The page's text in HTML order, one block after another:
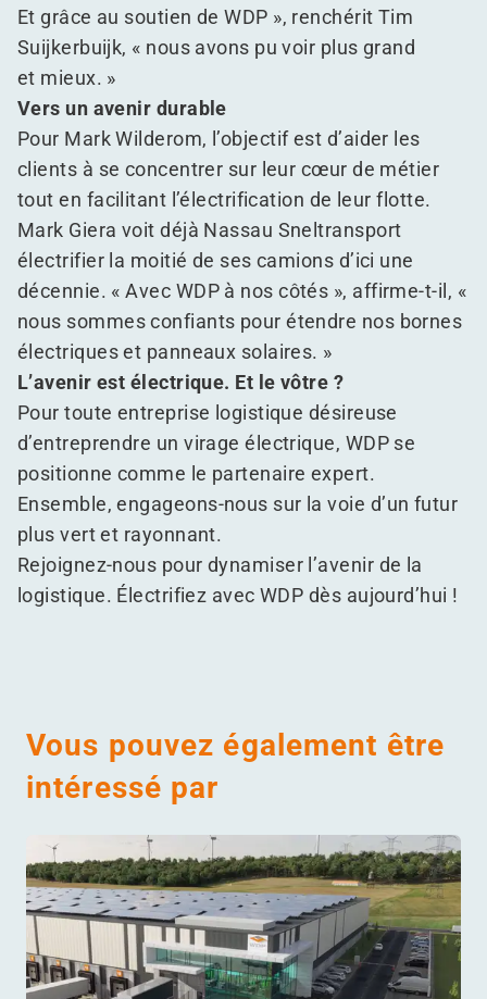
Et grâce au soutien de WDP », renchérit Tim
Suijkerbuijk, « nous avons pu voir plus grand
et mieux. »
Vers un avenir durable
Pour Mark Wilderom, l’objectif est d’aider les
clients à se concentrer sur leur cœur de métier
tout en facilitant l’électrification de leur flotte.
Mark Giera voit déjà Nassau Sneltransport
électrifier la moitié de ses camions d’ici une
décennie. « Avec WDP à nos côtés », affirme-t-il, «
nous sommes confiants pour étendre nos bornes
électriques et panneaux solaires. »
L’avenir est électrique. Et le vôtre ?
Pour toute entreprise logistique désireuse
d’entreprendre un virage électrique, WDP se
positionne comme le partenaire expert.
Ensemble, engageons-nous sur la voie d’un futur
plus vert et rayonnant.
Rejoignez-nous pour dynamiser l’avenir de la
logistique. Électrifiez avec WDP dès aujourd’hui !
Vous pouvez également être
intéressé par